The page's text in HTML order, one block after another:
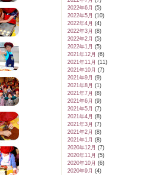
2022年6月 (5)
2022年5月 (10)
2022年4月 (4)
2022年3月 (8)
2022年2月 (5)
2022年1月 (5)
2021年12月 (6)
2021年11月 (11)
2021年10月 (7)
2021年9月 (9)
2021年8月 (1)
2021年7月 (8)
2021年6月 (9)
2021年5月 (7)
2021年4月 (8)
2021年3月 (7)
2021年2月 (8)
2021年1月 (8)
2020年12月 (7)
2020年11月 (5)
2020年10月 (6)
2020年9月 (4)